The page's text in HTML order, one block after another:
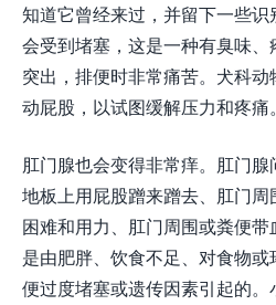
知道它曾经来过，并留下一些
会受到堵塞，这是一种有臭味
突出，排便时非常痛苦。犬科
动屁股，以试图缓解压力和疼痛。
肛门腺也会变得非常痒。肛门
地板上用屁股蹭来蹭去、肛门
困难和用力、肛门周围或粪便
是由肥胖、饮食不足、对食物
便过度堵塞或遗传因素引起的